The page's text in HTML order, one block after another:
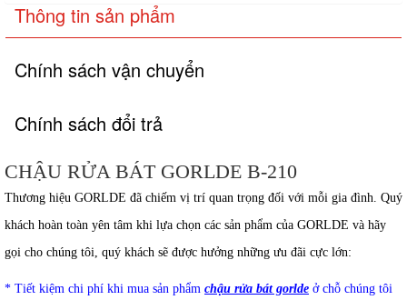
Thông tin sản phẩm
Chính sách vận chuyển
Chính sách đổi trả
CHẬU RỬA BÁT GORLDE B-210
Thương hiệu GORLDE đã chiếm vị trí quan trọng đối với mỗi gia đình. Quý
khách hoàn toàn yên tâm khi lựa chọn các sản phẩm của GORLDE và hãy
gọi cho chúng tôi, quý khách sẽ được hưởng những ưu đãi cực lớn:
* Tiết kiệm chi phí khi mua sản phẩm chậu rửa bát gorlde ở chỗ chúng tôi